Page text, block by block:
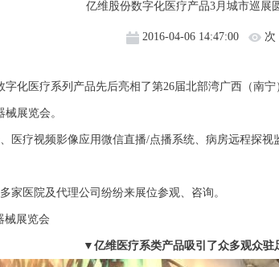
亿维股份数字化医疗产品3月城市巡展
2016-04-06 14:47:00 次
医疗系列产品先后亮相了第26届北部湾广西（南
械展览会。
疗视频影像应用微信直播/点播系统、病房远程探视
医院及代理公司纷纷来展位参观、咨询。
械展览会
▼亿维医疗系类产品吸引了众多观众驻